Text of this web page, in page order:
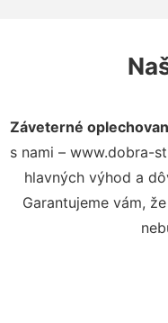
Záveterné
s nami – www.dobra-
hlavných výhod a
Garantujeme vám,